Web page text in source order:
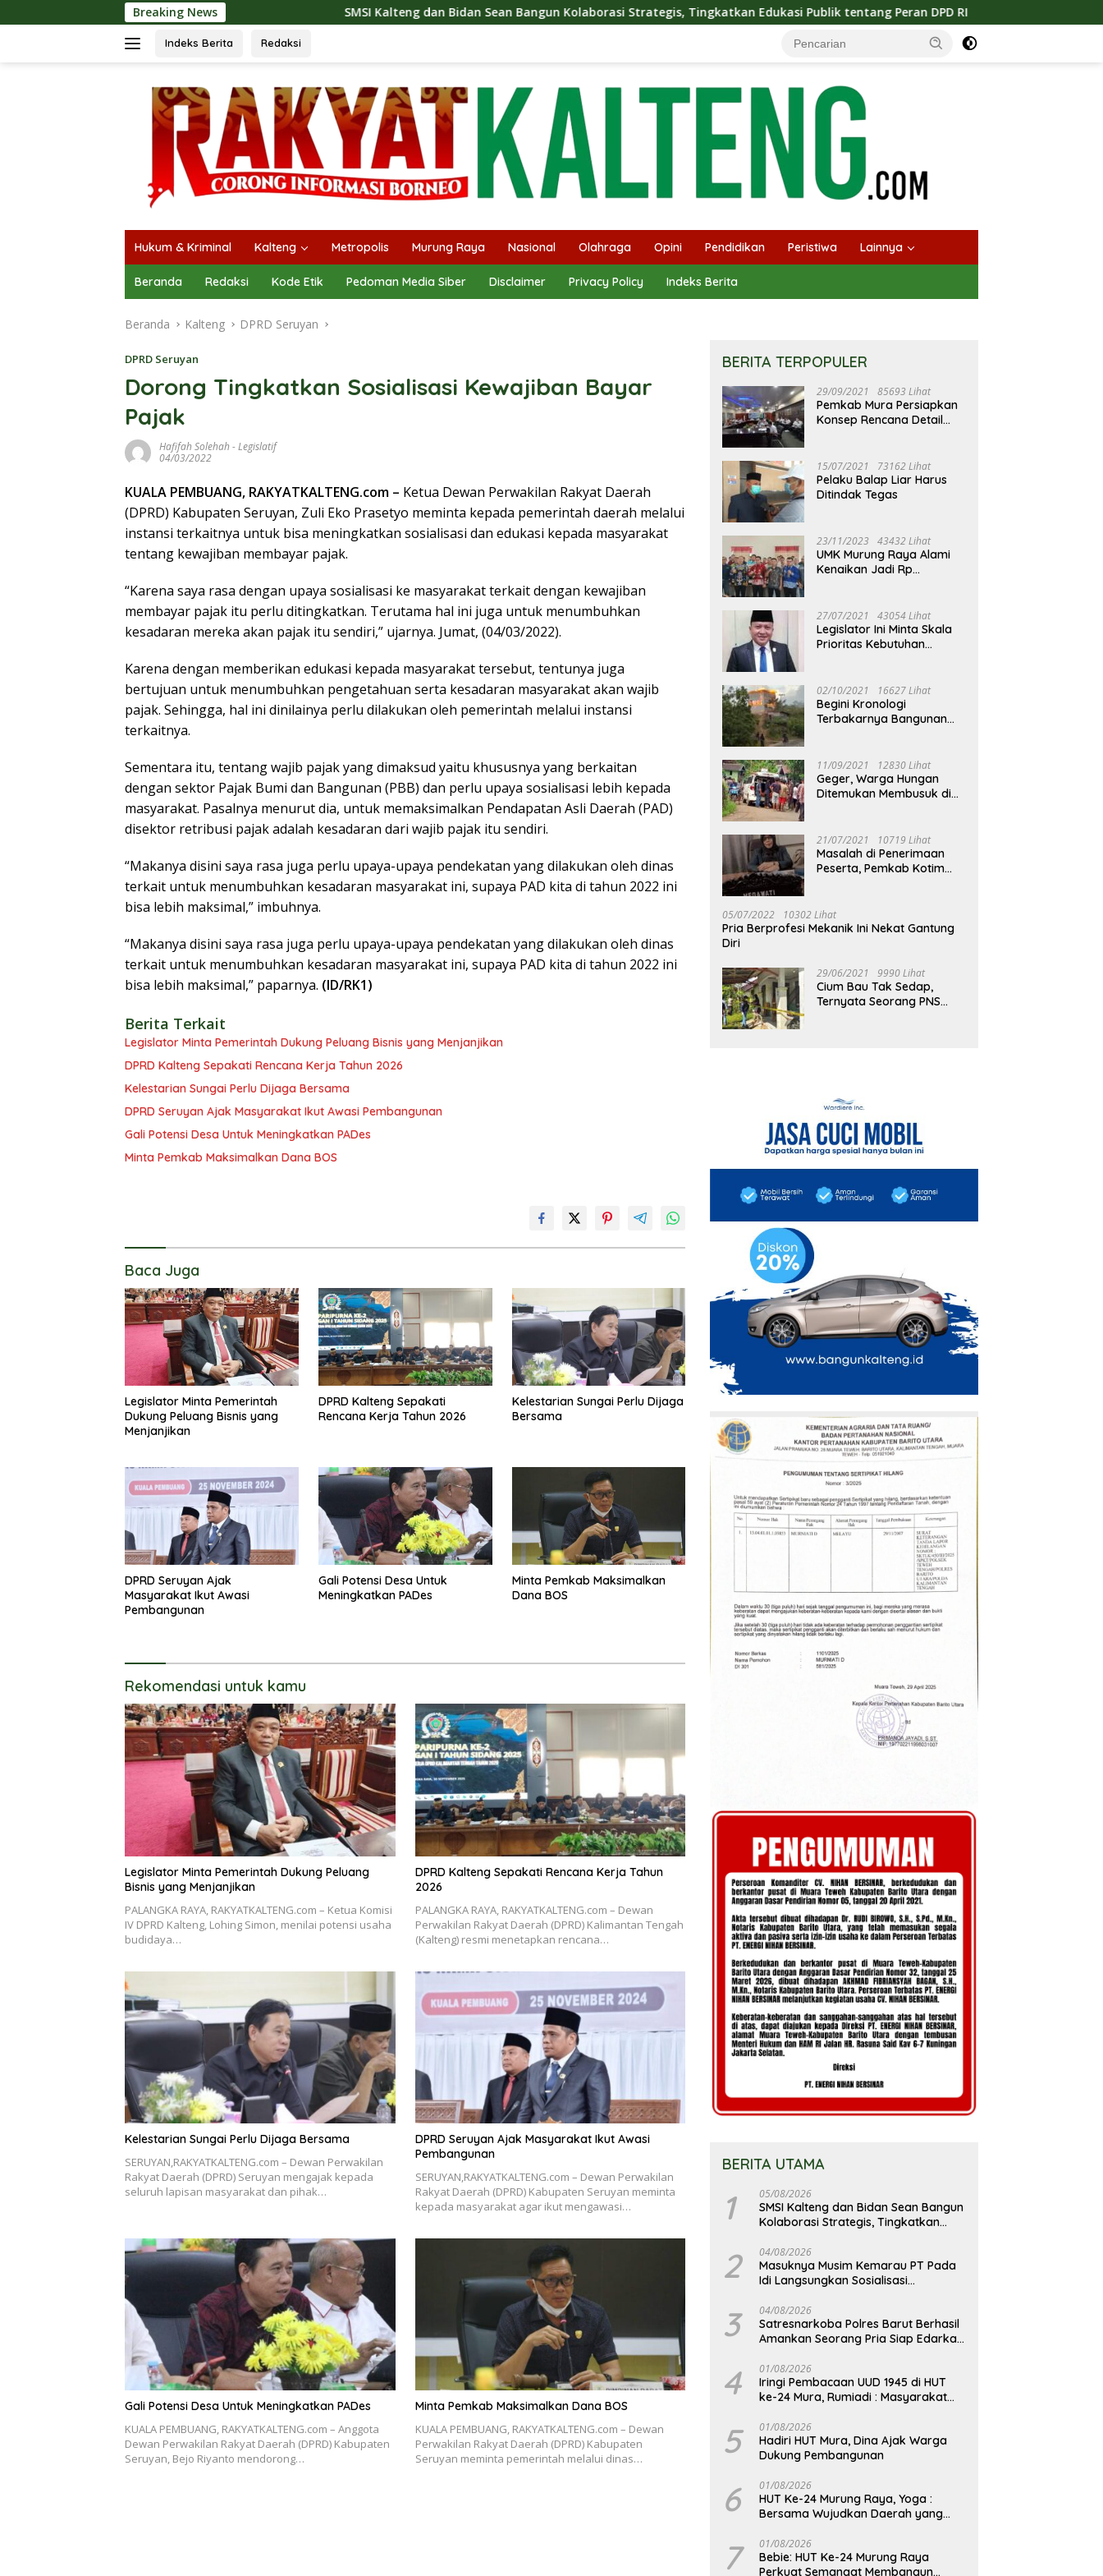
ke
Breaking News SMSI Kalteng dan Bidan Sean Bangun Kolaborasi Strategis, Tingkatkan Edukasi Publik tentang Peran DPD RI Masuknya Musim Kemarau PT
Indeks Berita Redaksi
Hukum & Kriminal Kalteng Metropolis Murung Raya Nasional Olahraga Opini Pendidikan Peristiwa Lainnya
Beranda Redaksi Kode Etik Pedoman Media Siber Disclaimer Privacy Policy Indeks Berita
Beranda Kalteng DPRD Seruyan
DPRD Seruyan
Dorong Tingkatkan Sosialisasi Kewajiban Bayar
Pajak
Hafifah Solehah -Legislatif
04/03/2022
KUALA PEMBUANG, RAKYATKALTENG.com – Ketua Dewan Perwakilan Rakyat Daerah
(DPRD) Kabupaten Seruyan, Zuli Eko Prasetyo meminta kepada pemerintah daerah melalui
instansi terkaitnya untuk bisa meningkatkan sosialisasi dan edukasi kepada masyarakat
tentang kewajiban membayar pajak.
“Karena saya rasa dengan upaya sosialisasi ke masyarakat terkait dengan kewajiban
membayar pajak itu perlu ditingkatkan. Terutama hal ini juga untuk menumbuhkan
kesadaran mereka akan pajak itu sendiri,” ujarnya. Jumat, (04/03/2022).
Karena dengan memberikan edukasi kepada masyarakat tersebut, tentunya juga
bertujuan untuk menumbuhkan pengetahuan serta kesadaran masyarakat akan wajib
pajak. Sehingga, hal ini dinilainya perlu dilakukan oleh pemerintah melalui instansi
terkaitnya.
Sementara itu, tentang wajib pajak yang dimaksud yaitu khususnya yang berkaitan
dengan sektor Pajak Bumi dan Bangunan (PBB) dan perlu upaya sosialisasi lebih kepada
masyarakat. Pasalnya menurut dia, untuk memaksimalkan Pendapatan Asli Daerah (PAD)
disektor retribusi pajak adalah kesadaran dari wajib pajak itu sendiri.
“Makanya disini saya rasa juga perlu upaya-upaya pendekatan yang dilakukan oleh dinas
terkait untuk menumbuhkan kesadaran masyarakat ini, supaya PAD kita di tahun 2022 ini
bisa lebih maksimal,” imbuhnya.
“Makanya disini saya rasa juga perlu upaya-upaya pendekatan yang dilakukan oleh dinas
terkait untuk menumbuhkan kesadaran masyarakat ini, supaya PAD kita di tahun 2022 ini
bisa lebih maksimal,” paparnya. (ID/RK1)
Berita Terkait
Legislator Minta Pemerintah Dukung Peluang Bisnis yang Menjanjikan
DPRD Kalteng Sepakati Rencana Kerja Tahun 2026
Kelestarian Sungai Perlu Dijaga Bersama
DPRD Seruyan Ajak Masyarakat Ikut Awasi Pembangunan
Gali Potensi Desa Untuk Meningkatkan PADes
Minta Pemkab Maksimalkan Dana BOS
Baca Juga
Legislator Minta Pemerintah
Dukung Peluang Bisnis yang
Menjanjikan
DPRD Kalteng Sepakati
Rencana Kerja Tahun 2026
Kelestarian Sungai Perlu Dijaga
Bersama
DPRD Seruyan Ajak
Masyarakat Ikut Awasi
Pembangunan
Gali Potensi Desa Untuk
Meningkatkan PADes
Minta Pemkab Maksimalkan
Dana BOS
Rekomendasi untuk kamu
Legislator Minta Pemerintah Dukung Peluang
Bisnis yang Menjanjikan
PALANGKA RAYA, RAKYATKALTENG.com – Ketua Komisi
IV DPRD Kalteng, Lohing Simon, menilai potensi usaha
budidaya…
DPRD Kalteng Sepakati Rencana Kerja Tahun
2026
PALANGKA RAYA, RAKYATKALTENG.com – Dewan
Perwakilan Rakyat Daerah (DPRD) Kalimantan Tengah
(Kalteng) resmi menetapkan rencana…
Kelestarian Sungai Perlu Dijaga Bersama
SERUYAN,RAKYATKALTENG.com – Dewan Perwakilan
Rakyat Daerah (DPRD) Seruyan mengajak kepada
seluruh lapisan masyarakat dan pihak…
DPRD Seruyan Ajak Masyarakat Ikut Awasi
Pembangunan
SERUYAN,RAKYATKALTENG.com – Dewan Perwakilan
Rakyat Daerah (DPRD) Kabupaten Seruyan meminta
kepada masyarakat agar ikut mengawasi…
Gali Potensi Desa Untuk Meningkatkan PADes
KUALA PEMBUANG, RAKYATKALTENG.com – Anggota
Dewan Perwakilan Rakyat Daerah (DPRD) Kabupaten
Seruyan, Bejo Riyanto mendorong…
Minta Pemkab Maksimalkan Dana BOS
KUALA PEMBUANG, RAKYATKALTENG.com – Dewan
Perwakilan Rakyat Daerah (DPRD) Kabupaten
Seruyan meminta pemerintah melalui dinas…
BERITA TERPOPULER
29/09/2021 85693 Lihat
Pemkab Mura Persiapkan
Konsep Rencana Detail
15/07/2021 73162 Lihat
Pelaku Balap Liar Harus
Ditindak Tegas
23/11/2023 43432 Lihat
UMK Murung Raya Alami
Kenaikan Jadi Rp
27/07/2021 43054 Lihat
Legislator Ini Minta Skala
Prioritas Kebutuhan
02/10/2021 16627 Lihat
Begini Kronologi
Terbakarnya Bangunan
11/09/2021 12830 Lihat
Geger, Warga Hungan
Ditemukan Membusuk di
21/07/2021 10719 Lihat
Masalah di Penerimaan
Peserta, Pemkab Kotim
05/07/2022 10302 Lihat
Pria Berprofesi Mekanik Ini Nekat Gantung
Diri
29/06/2021 9990 Lihat
Cium Bau Tak Sedap,
Ternyata Seorang PNS
BERITA UTAMA
1 05/08/2026
SMSI Kalteng dan Bidan Sean Bangun
Kolaborasi Strategis, Tingkatkan
2 04/08/2026
Masuknya Musim Kemarau PT Pada
Idi Langsungkan Sosialisasi
3 04/08/2026
Satresnarkoba Polres Barut Berhasil
Amankan Seorang Pria Siap Edarkan
Gram
4 01/08/2026
Iringi Pembacaan UUD 1945 di HUT
ke-24 Mura, Rumiadi : Masyarakat
yang Lebih Besar
5 01/08/2026
Hadiri HUT Mura, Dina Ajak Warga
Dukung Pembangunan
6 01/08/2026
HUT Ke-24 Murung Raya, Yoga :
Bersama Wujudkan Daerah yang
7 01/08/2026
Bebie: HUT Ke-24 Murung Raya
Perkuat Semangat Membangun